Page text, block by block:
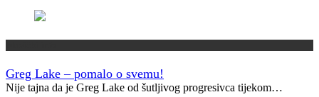
Greg Lake – pomalo o svemu!
Nije tajna da je Greg Lake od šutljivog progresivca tijekom…